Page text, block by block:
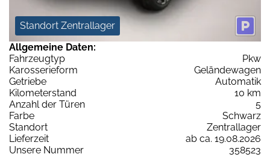
Standort Zentrallager
Allgemeine Daten:
Fahrzeugtyp
Pkw
Karosserieform
Geländewagen
Getriebe
Automatik
Kilometerstand
10 km
Anzahl der Türen
5
Farbe
Schwarz
Standort
Zentrallager
Lieferzeit
ab ca. 19.08.2026
Unsere Nummer
358523